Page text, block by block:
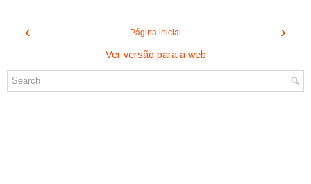
‹ ›
Página inicial
Ver versão para a web